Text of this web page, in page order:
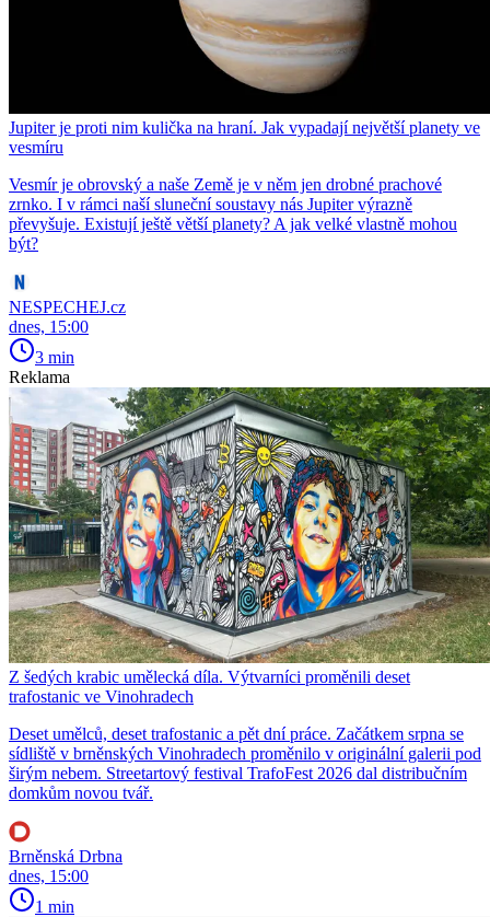
Jupiter je proti nim kulička na hraní. Jak vypadají největší planety ve
vesmíru
Vesmír je obrovský a naše Země je v něm jen drobné prachové
zrnko. I v rámci naší sluneční soustavy nás Jupiter výrazně
převyšuje. Existují ještě větší planety? A jak velké vlastně mohou
být?
NESPECHEJ.cz
dnes, 15:00
3 min
Reklama
Z šedých krabic umělecká díla. Výtvarníci proměnili deset
trafostanic ve Vinohradech
Deset umělců, deset trafostanic a pět dní práce. Začátkem srpna se
sídliště v brněnských Vinohradech proměnilo v originální galerii pod
širým nebem. Streetartový festival TrafoFest 2026 dal distribučním
domkům novou tvář.
Brněnská Drbna
dnes, 15:00
1 min